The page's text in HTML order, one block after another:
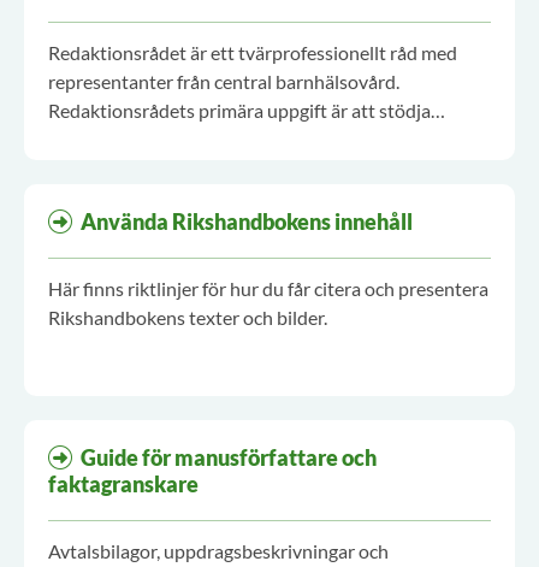
Redaktionsrådet är ett tvärprofessionellt råd med
representanter från central barnhälsovård.
Redaktionsrådets primära uppgift är att stödja
Använda Rikshandbokens innehåll
Här finns riktlinjer för hur du får citera och presentera
Rikshandbokens texter och bilder.
Guide för manusförfattare och
faktagranskare
Avtalsbilagor, uppdragsbeskrivningar och